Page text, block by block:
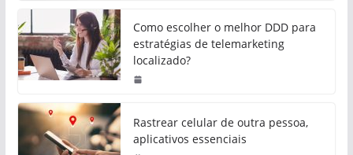
Como escolher o melhor DDD para
estratégias de telemarketing
localizado?
Rastrear celular de outra pessoa,
aplicativos essenciais